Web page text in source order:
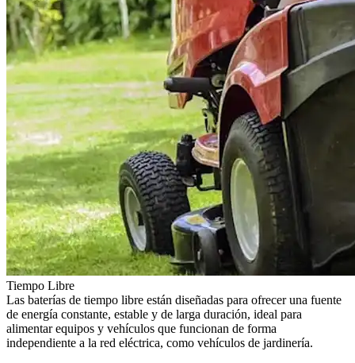
Tiempo Libre
Las baterías de tiempo libre están diseñadas para ofrecer una fuente
de energía constante, estable y de larga duración, ideal para
alimentar equipos y vehículos que funcionan de forma
independiente a la red eléctrica, como vehículos de jardinería.